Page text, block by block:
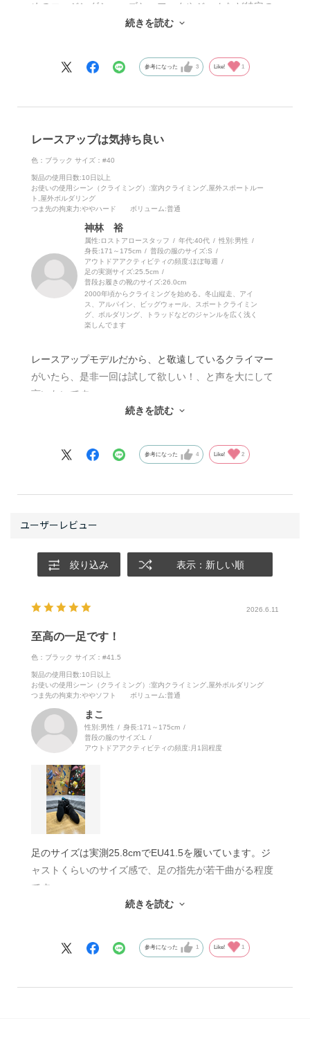
絞り込み 表示：新しい順
2026.6.11
至高の一足です！
色：ブラック サイズ：#41.5
製品の使用日数:10日以上
お使いの使用シーン（クライミング） :室内クライミング,屋外ボルダリング
つま先の拘束力:ややソフト ボリューム:普通
まこ
性別:男性 身長:171～175cm
普段の服のサイズ:L
アウトドアアクティビティの頻度: 月1回程度
足のサイズは実測25.8cmでEU41.5を履いています。ジ
ャストくらいのサイズ感で、足の指先が若干曲がる程度
です。
この靴に変えてから、強傾斜で遠いホールドへ足を置く
を出す際に足が残ることが多くなり、登りの質を高める
ことができました。
意落ちなども劇的に減っています。
続きを読む
参考になった 1 Like! 1
めのエッジングシューズと、フックやジャムなど特定の
用途に特化したシューズ、という感じです。マルチプレ
くイメージとでも言うべきでしょうか。
キメラはその中でも、もっともピーキーな個性を持った
いない（ダレている）フットホールドを捕らえたいとき
特に花崗岩のテクニカルなクライミングをしていると、
目を凝らさないと分からないくらいの微妙な形状の変化
を踏んで立たなければならないことが多々あります。高
難度のスラブに限らず、フェースも、ときには強傾斜の
ものでも同様です。ただし、ただソフトなシューズを履
いてベターッとスメアリングすればいいかと言えば、そ
うでもない。ソフトで足裏の感覚を損なわない一方で、
体重をかけても負けない強さのあるつま先が必要になる
わけです。
ほとんど矛盾しているようなこの要求に応えてくれたの
が、キメラです。
僕はもともと幅広で甲高な足形で、親指よりも人差し指
が若干長いため（いわゆるギリシャ型）、先端がセンタ
ー寄りにあるシューズの方が快適に履けます。そのため
SCARPAのラインナップではインスティンクトシリーズ
ーズでしか実現できないものが、間違いなくあります。
であるように感じます。
比べて若干ターンインがマイルドになり、僕のようにセ
ンター寄りのシューズを好む人にも履きやすくなりまし
クライマーを迎え入れる意外な懐の広さも、このシュー
ズにはあるようです。
グが、何度もありました。アウトドア、インドアを問わ
ずここ一発の場面で信頼できる職人的なシューズとし
て、信頼しています。
続きを読む
参考になった 3 Like! 1
レースアップは気持ち良い
色：ブラック サイズ：#40
製品の使用日数:10日以上
お使いの使用シーン（クライミング） :室内クライミング,屋外スポートルー
ト,屋外ボルダリング
つま先の拘束力:ややハード ボリューム:普通
神林 裕
属性:ロストアロースタッフ 年代:40代 性別:男性
身長:171～175cm 普段の服のサイズ:S
アウトドアアクティビティの頻度:ほぼ毎週
足の実測サイズ:25.5cm
普段お履きの靴のサイズ:26.0cm
2000年頃からクライミングを始める。冬山縦走、アイ
ス、アルパイン、ビッグウォール、スポートクライミン
グ、ボルダリング、トラッドなどのジャンルを広く浅く
楽しんでます
レースアップモデルだから、と敬遠しているクライマー
がいたら、是非一回は試して欲しい！、と声を大にして
言いたいです。
紐締め特有のフィット感の良さを体感してしまうと、ベ
皆さんが心配しがちなトーフック性能も、レースアップ
機構を足の甲の外側にずらしているので、全く問題あり
ました。シューズ全体の適度な剛性、極狭エッジに負け
ないシューズ先端部の固さ、ラバーが無くなる時までダ
ウントウが型崩れしない持ちの良さ、などの点がお気に
く使いやすいです。インドアのクライミングでも多用し
2025年世界選手権で大活躍した吉田選手がキメラを履い
ているのを見て、気になっているクライマーもいるかも
しれません。あんなトップクライマーの履くモデルだか
ら私なんて、、、と謙遜しないでください。わたしのよ
うな40代後半のおじさんクライマーでも、キメラの性能
の高さは体感することができています。
続きを読む
参考になった 4 Like! 2